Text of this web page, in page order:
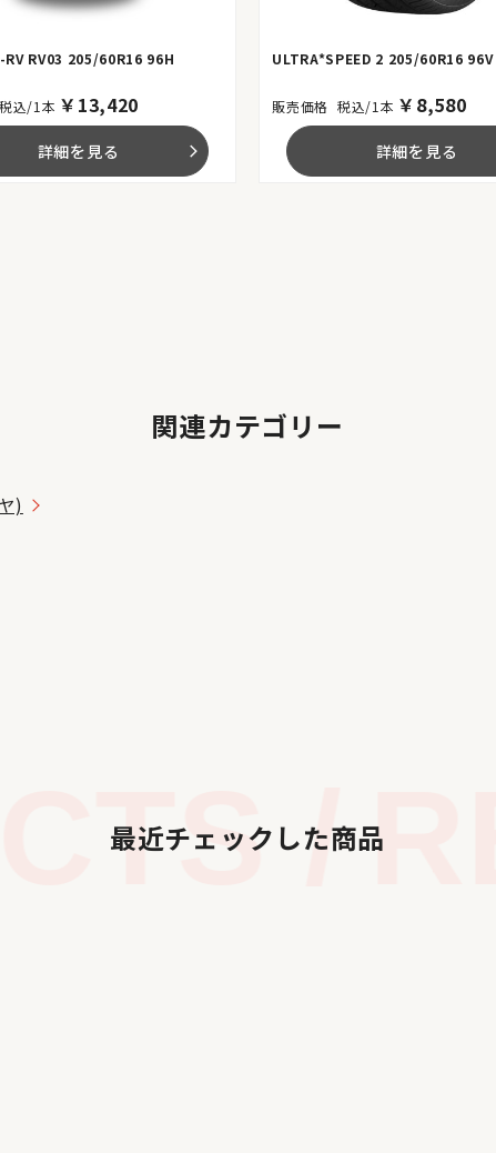
RV03 205/60R16 96H
税込/1本 ￥ 13,420
詳細を見る arrow_forward_ios
ULTRA*SPEED 2 205/60R16
税込/1本 ￥ 8,580
詳細を見る
関連カテゴリー
)
/
最近チェックした商品